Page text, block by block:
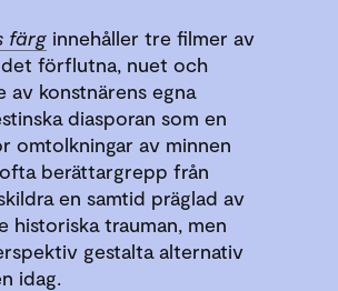
färg innehåller tre filmer av
det förflutna, nuet och
av konstnärens egna
diasporan som en
omtolkningar av minnen
berättargrepp från
en samtid präglad av
historiska trauman, men
gestalta alternativ
idag.